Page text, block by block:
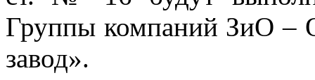
Группы компаний ЗиО –
завод».